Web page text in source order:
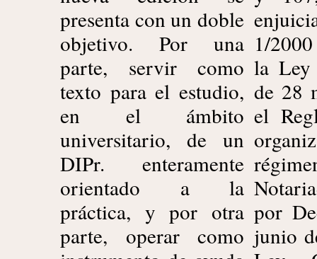
presenta con un doble
objetivo. Por una
parte, servir como
texto para el estudio,
en el ámbito
universitario, de un
DIPr. enteramente
orientado a la
práctica, y por otra
parte, operar como
1/
la Ley
de 28
el
por
junio